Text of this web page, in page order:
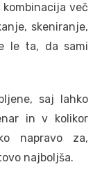
kombinacija več
skeniranje,
le ta, da sami
saj lahko
in v kolikor
napravo za,
najboljša.